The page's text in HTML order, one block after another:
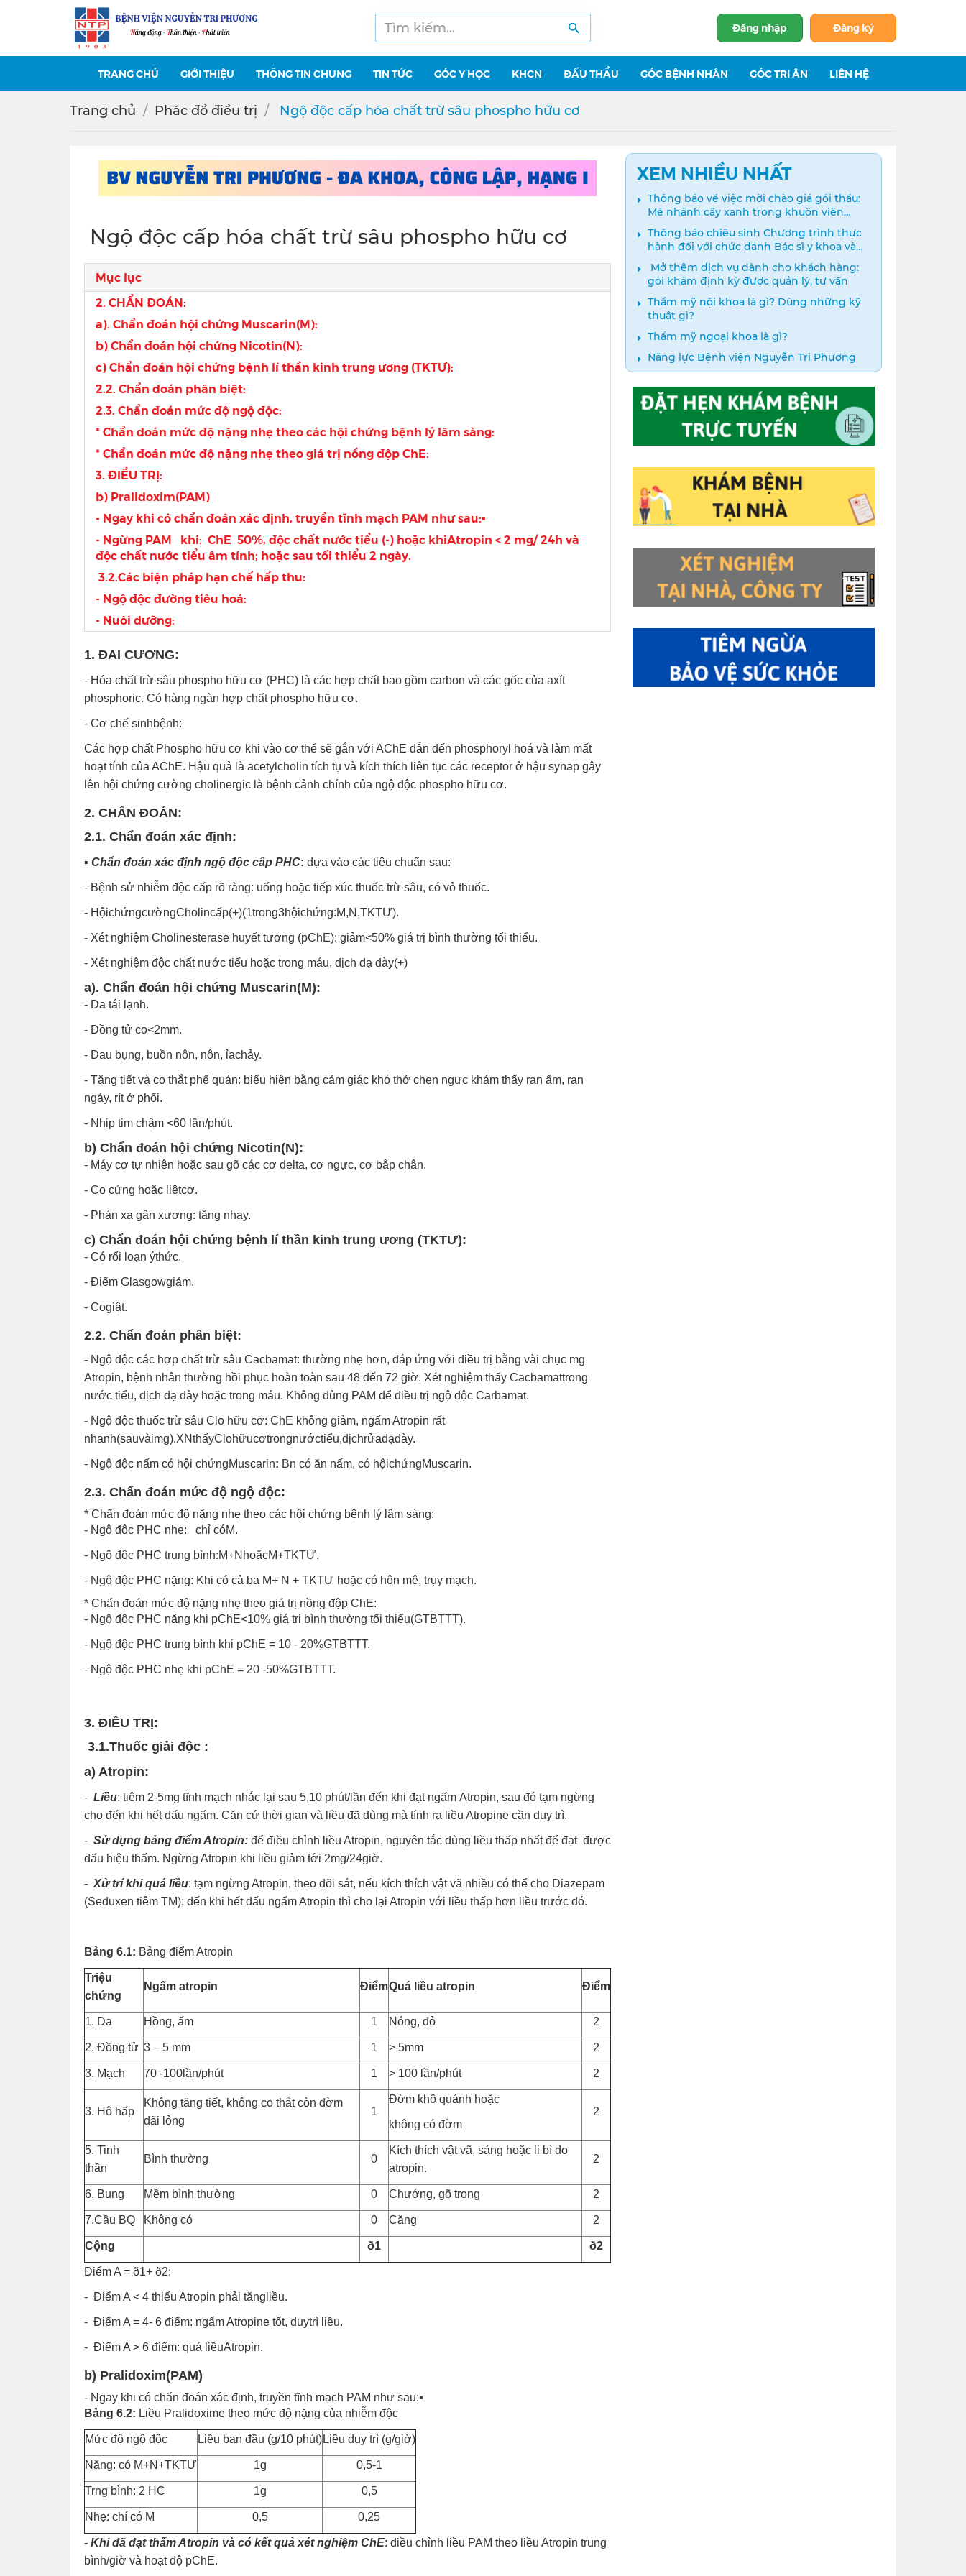
Đăng nhập Đăng ký
TRANG CHỦ GIỚI THIỆU THÔNG TIN CHUNG TIN TỨC GÓC Y HỌC KHCN ĐẤU THẦU GÓC BỆNH NHÂN GÓC TRI ÂN LIÊN HỆ
Trang chủ Phác đồ điều trị ️ Ngộ độc cấp hóa chất trừ sâu phospho hữu cơ
️ Ngộ độc cấp hóa chất trừ sâu phospho hữu cơ
Mục lục
2. CHẨN ĐOÁN:
a). Chẩn đoán hội chứng Muscarin(M):
b) Chẩn đoán hội chứng Nicotin(N):
c) Chẩn đoán hội chứng bệnh lí thần kinh trung ương (TKTƯ):
2.2. Chẩn đoán phân biệt:
2.3. Chẩn đoán mức độ ngộ độc:
* Chẩn đoán mức độ nặng nhẹ theo các hội chứng bệnh lý lâm sàng:
* Chẩn đoán mức độ nặng nhẹ theo giá trị nồng độp ChE:
3. ĐIỀU TRỊ:
b) Pralidoxim(PAM)
- Ngay khi có chẩn đoán xác định, truyền tĩnh mạch PAM như sau:▪
- Ngừng PAM khi: ChE  50%, độc chất nước tiểu (-) hoặc khiAtropin < 2 mg/ 24h và
độc chất nước tiểu âm tính; hoặc sau tối thiểu 2 ngày.
3.2.Các biện pháp hạn chế hấp thu:
- Ngộ độc đường tiêu hoá:
- Nuôi dưỡng:
1. ĐAI CƯƠNG:
- Hóa chất trừ sâu phospho hữu cơ (PHC) là các hợp chất bao gồm carbon và các gốc của axít
phosphoric. Có hàng ngàn hợp chất phospho hữu cơ.
- Cơ chế sinhbệnh:
Các hợp chất Phospho hữu cơ khi vào cơ thể sẽ gắn với AChE dẫn đến phosphoryl hoá và làm mất
hoạt tính của AChE. Hậu quả là acetylcholin tích tụ và kích thích liên tục các receptor ở hậu synap gây
lên hội chứng cường cholinergic là bệnh cảnh chính của ngộ độc phospho hữu cơ.
2. CHẨN ĐOÁN:
2.1. Chẩn đoán xác định:
▪ Chẩn đoán xác định ngộ độc cấp PHC: dựa vào các tiêu chuẩn sau:
- Bệnh sử nhiễm độc cấp rõ ràng: uống hoặc tiếp xúc thuốc trừ sâu, có vỏ thuốc.
- HộichứngcườngCholincấp(+)(1trong3hộichứng:M,N,TKTƯ).
- Xét nghiệm Cholinesterase huyết tương (pChE): giảm<50% giá trị bình thường tối thiểu.
- Xét nghiệm độc chất nước tiểu hoặc trong máu, dịch dạ dày(+)
a). Chẩn đoán hội chứng Muscarin(M):
- Da tái lạnh.
- Đồng tử co<2mm.
- Đau bụng, buồn nôn, nôn, ỉachảy.
- Tăng tiết và co thắt phế quản: biểu hiện bằng cảm giác khó thở chẹn ngực khám thấy ran ẩm, ran
ngáy, rít ở phổi.
- Nhịp tim chậm <60 lần/phút.
b) Chẩn đoán hội chứng Nicotin(N):
- Máy cơ tự nhiên hoặc sau gõ các cơ delta, cơ ngực, cơ bắp chân.
- Co cứng hoặc liệtcơ.
- Phản xạ gân xương: tăng nhạy.
c) Chẩn đoán hội chứng bệnh lí thần kinh trung ương (TKTƯ):
- Có rối loạn ýthức.
- Điểm Glasgowgiảm.
- Cogiật.
2.2. Chẩn đoán phân biệt:
- Ngộ độc các hợp chất trừ sâu Cacbamat: thường nhẹ hơn, đáp ứng với điều trị bằng vài chục mg
Atropin, bệnh nhân thường hồi phục hoàn toàn sau 48 đến 72 giờ. Xét nghiệm thấy Cacbamattrong
nước tiểu, dịch dạ dày hoặc trong máu. Không dùng PAM để điều trị ngộ độc Carbamat.
- Ngộ độc thuốc trừ sâu Clo hữu cơ: ChE không giảm, ngấm Atropin rất
nhanh(sauvàimg).XNthấyClohữucơtrongnướctiểu,dịchrửadạdày.
- Ngộ độc nấm có hội chứngMuscarin: Bn có ăn nấm, có hộichứngMuscarin.
2.3. Chẩn đoán mức độ ngộ độc:
* Chẩn đoán mức độ nặng nhẹ theo các hội chứng bệnh lý lâm sàng:
- Ngộ độc PHC nhẹ: chỉ cóM.
- Ngộ độc PHC trung bình:M+NhoặcM+TKTƯ.
- Ngộ độc PHC nặng: Khi có cả ba M+ N + TKTƯ hoặc có hôn mê, trụy mạch.
* Chẩn đoán mức độ nặng nhẹ theo giá trị nồng độp ChE:
- Ngộ độc PHC nặng khi pChE<10% giá trị bình thường tối thiểu(GTBTTT).
- Ngộ độc PHC trung bình khi pChE = 10 - 20%GTBTTT.
- Ngộ độc PHC nhẹ khi pChE = 20 -50%GTBTTT.
3. ĐIỀU TRỊ:
3.1.Thuốc giải độc :
a) Atropin:
- Liều: tiêm 2-5mg tĩnh mạch nhắc lại sau 5,10 phút/lần đến khi đạt ngấm Atropin, sau đó tạm ngừng
cho đến khi hết dấu ngấm. Căn cứ thời gian và liều đã dùng mà tính ra liều Atropine cần duy trì.
- Sử dụng bảng điểm Atropin: để điều chỉnh liều Atropin, nguyên tắc dùng liều thấp nhất để đạt được
dấu hiệu thấm. Ngừng Atropin khi liều giảm tới 2mg/24giờ.
- Xử trí khi quá liều: tạm ngừng Atropin, theo dõi sát, nếu kích thích vật vã nhiều có thể cho Diazepam
(Seduxen tiêm TM); đến khi hết dấu ngấm Atropin thì cho lại Atropin với liều thấp hơn liều trước đó.
Bảng 6.1: Bảng điểm Atropin
Triệu
chứng
Ngấm atropin ĐiểmQuá liều atropin Điểm
1. Da Hồng, ấm 1 Nóng, đỏ 2
2. Đồng tử 3 – 5 mm 1 > 5mm 2
3. Mạch 70 -100lần/phút 1 > 100 lần/phút 2
3. Hô hấp
Không tăng tiết, không co thắt còn đờm
dãi lỏng
1
Đờm khô quánh hoặc
không có đờm
2
5. Tinh
thần
Bình thường 0
Kích thích vật vã, sảng hoặc li bì do
atropin.
2
6. Bụng Mềm bình thường 0 Chướng, gõ trong 2
7.Cầu BQ Không có 0 Căng 2
Cộng ð1 ð2
Điểm A = ð1+ ð2:
- Điểm A < 4 thiếu Atropin phải tăngliều.
- Điểm A = 4- 6 điểm: ngấm Atropine tốt, duytrì liều.
- Điểm A > 6 điểm: quá liềuAtropin.
b) Pralidoxim(PAM)
- Ngay khi có chẩn đoán xác định, truyền tĩnh mạch PAM như sau:▪
Bảng 6.2: Liều Pralidoxime theo mức độ nặng của nhiễm độc
Mức độ ngộ độc Liều ban đầu (g/10 phút) Liều duy trì (g/giờ)
Nặng: có M+N+TKTƯ 1g 0,5-1
Trng bình: 2 HC 1g 0,5
Nhẹ: chí có M 0,5 0,25
- Khi đã đạt thấm Atropin và có kết quả xét nghiệm ChE: điều chỉnh liều PAM theo liều Atropin trung
bình/giờ và hoạt độ pChE.
XEM NHIỀU NHẤT
Thông báo về việc mời chào giá gói thầu:
Mé nhánh cây xanh trong khuôn viên
bệnh viện
Thông báo chiêu sinh Chương trình thực
hành đối với chức danh Bác sĩ y khoa và
Điều dưỡng năm 2024
️ Mở thêm dịch vụ dành cho khách hàng:
gói khám định kỳ được quản lý, tư vấn
Thẩm mỹ nội khoa là gì? Dùng những kỹ
thuật gì?
Thẩm mỹ ngoại khoa là gì?
Năng lực Bệnh viện Nguyễn Tri Phương